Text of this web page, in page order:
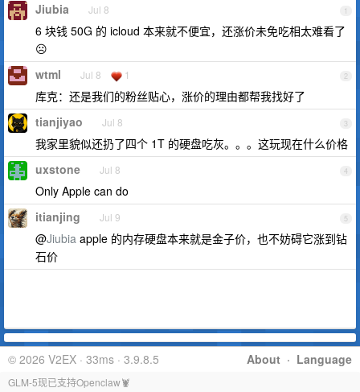
1
Jiubia Jul 8
6 块钱 50G 的 icloud 本来就不便宜，还涨价未免吃相太难看了
☹️
2
wtml Jul 8 1
库克：还是我们的粉丝贴心，涨价的理由都帮我找好了
3
tianjiyao Jul 8
我家里貌似还扔了四个 1T 的硬盘吃灰。。。这玩现在什么价格
4
uxstone Jul 8
Only Apple can do
5
itianjing Jul 9
@Jiubia apple 的内存硬盘本来就是金子价，也不妨碍它涨到钻
石价
About · Language
© 2026 V2EX · 33ms · 3.9.8.5
GLM-5现已支持Openclaw🦞